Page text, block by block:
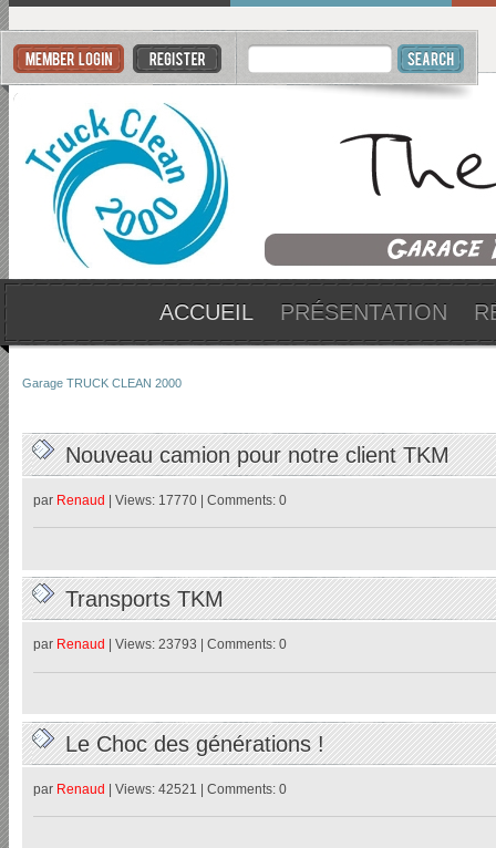
ACCUEIL PRÉSENTATION
Garage TRUCK CLEAN 2000
Nouveau camion pour notre client TKM
par Renaud | Views: 17770 | Comments: 0
Transports TKM
par Renaud | Views: 23793 | Comments: 0
Le Choc des générations !
par Renaud | Views: 42521 | Comments: 0